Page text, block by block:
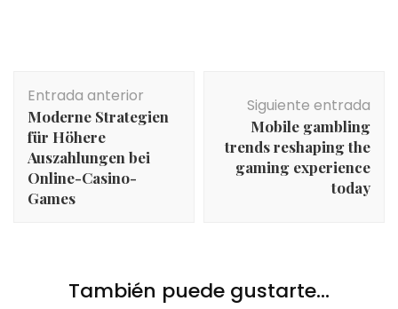
de
entradas
Entrada anterior
Moderne Strategien
für Höhere
Auszahlungen bei
Online-Casino-
Games
Siguiente entrada
Mobile gambling
trends reshaping the
gaming experience
today
También puede gustarte...